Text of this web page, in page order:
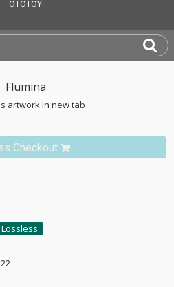
artwork in new tab
Checkout
Lossless